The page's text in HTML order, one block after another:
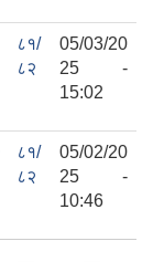
८१/
८२
05/03/20
25 -
15:02
८१/
८२
05/02/20
25 -
10:46